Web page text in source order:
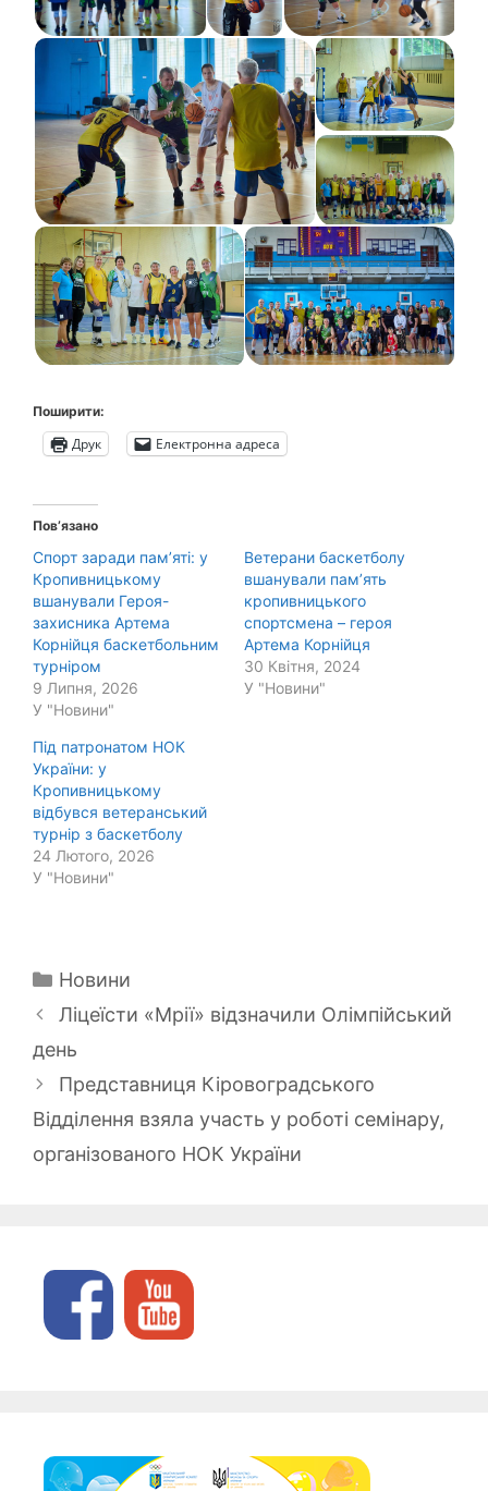
Поширити:
Друк Електронна адреса
Пов’язано
Спорт заради пам’яті: у
Кропивницькому
вшанували Героя-
захисника Артема
Корнійця баскетбольним
турніром
9 Липня, 2026
У "Новини"
Ветерани баскетболу
вшанували пам’ять
кропивницького
спортсмена – героя
Артема Корнійця
30 Квітня, 2024
У "Новини"
Під патронатом НОК
України: у
Кропивницькому
відбувся ветеранський
турнір з баскетболу
24 Лютого, 2026
У "Новини"
Категорії
Новини
Ліцеїсти «Мрії» відзначили Олімпійський
день
Представниця Кіровоградського
Відділення взяла участь у роботі семінару,
організованого НОК України